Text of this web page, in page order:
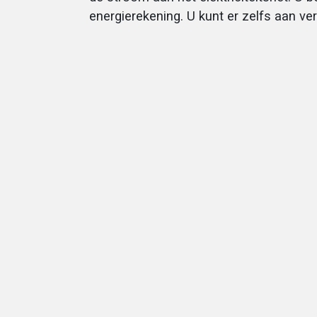
energierekening. U kunt er zelfs aan